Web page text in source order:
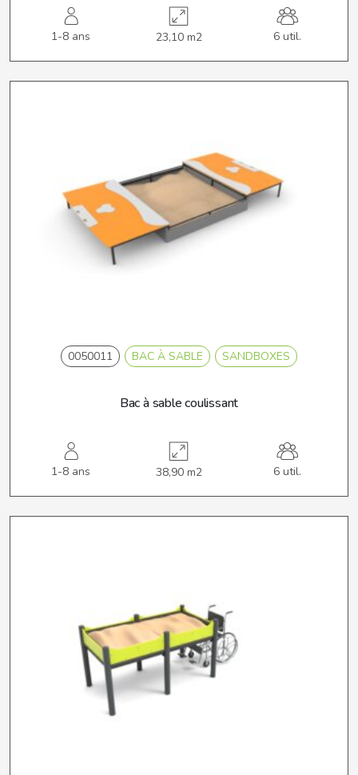
1-8 ans 23,10 m2 6 util.
0050011 BAC À SABLE SANDBOXES
Bac à sable coulissant
1-8 ans 38,90 m2 6 util.